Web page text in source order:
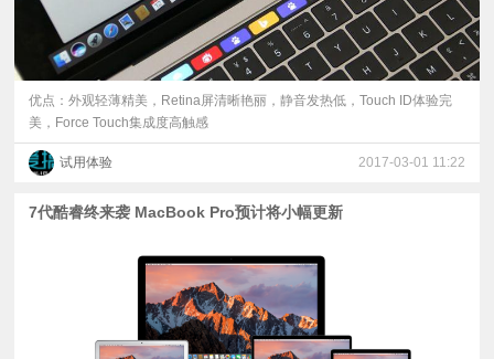
优点：外观轻薄精美，Retina屏清晰艳丽，静音发热低，Touch ID体验完
美，Force Touch集成度高触感
试用体验 2017-03-01 11:22
7代酷睿终来袭 MacBook Pro预计将小幅更新